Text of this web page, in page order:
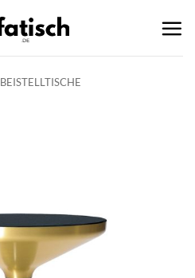
BEISTELLTISCHE